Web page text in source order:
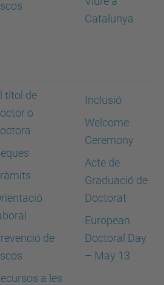
Catalunya
títol de
o
de
a les
Inclusió
Welcome
Ceremony
Acte de
Graduació de
Doctorat
European
Doctoral Day
– May 13